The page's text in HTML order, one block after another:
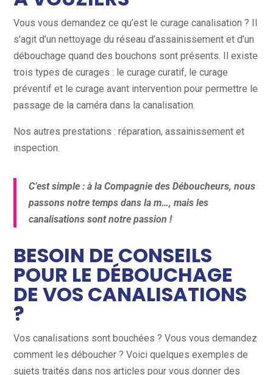
Vous vous demandez ce qu’est le curage canalisation ? Il
s’agit d’un nettoyage du réseau d’assainissement et d’un
débouchage quand des bouchons sont présents. Il existe
trois types de curages : le curage curatif, le curage
préventif et le curage avant intervention pour permettre le
passage de la caméra dans la canalisation.
Nos autres prestations : réparation, assainissement et
inspection.
C’est simple : à la Compagnie des Déboucheurs, nous
passons notre temps dans la m…, mais les
canalisations sont notre passion !
BESOIN DE CONSEILS
POUR LE DÉBOUCHAGE
DE VOS CANALISATIONS
?
Vos canalisations sont bouchées ? Vous vous demandez
comment les déboucher ? Voici quelques exemples de
sujets traités dans nos articles pour vous donner des